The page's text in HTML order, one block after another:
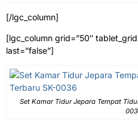
[/lgc_column]
[lgc_column grid=”50″
last=”false”]
Set Kamar Tidur Jepara Tempat